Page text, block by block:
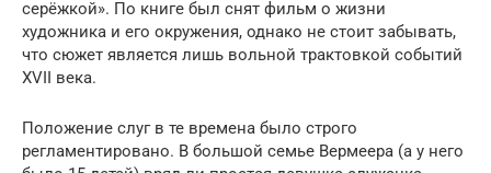
серёжкой». По книге был снят фильм о жизни
художника и его окружения, однако не стоит забывать,
что сюжет является лишь вольной трактовкой событий
XVII века.
Положение слуг в те времена было строго
регламентировано. В большой семье Вермеера (а у него